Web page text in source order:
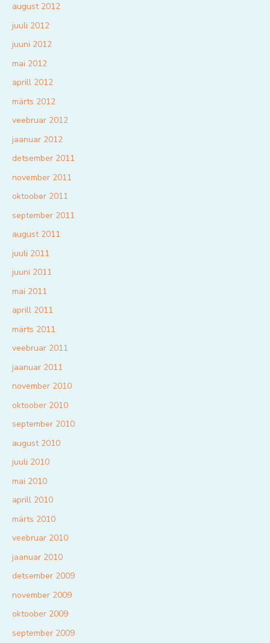
august 2012
juuli 2012
juuni 2012
mai 2012
aprill 2012
märts 2012
veebruar 2012
jaanuar 2012
detsember 2011
november 2011
oktoober 2011
september 2011
august 2011
juuli 2011
juuni 2011
mai 2011
aprill 2011
märts 2011
veebruar 2011
jaanuar 2011
november 2010
oktoober 2010
september 2010
august 2010
juuli 2010
mai 2010
aprill 2010
märts 2010
veebruar 2010
jaanuar 2010
detsember 2009
november 2009
oktoober 2009
september 2009